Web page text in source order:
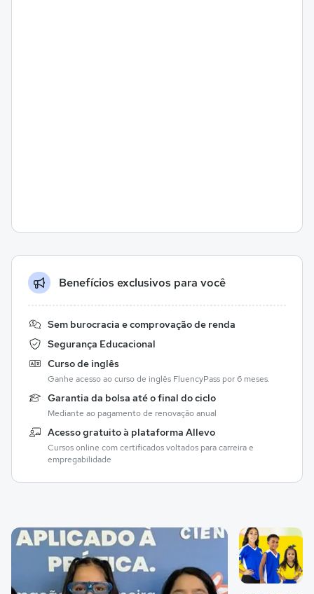
Benefícios exclusivos para você
Sem burocracia e comprovação de renda
Segurança Educacional
Curso de inglês
Ganhe acesso ao curso de inglês FluencyPass por 6 meses.
Garantia da bolsa até o final do ciclo
Mediante ao pagamento de renovação anual
Acesso gratuito à plataforma Allevo
Cursos online com certificados voltados para carreira e
empregabilidade
Galeria de imagem